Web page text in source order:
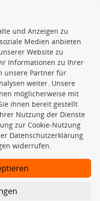
gesamte Datenbank dürfen
Datenbank ohne
zu verbreiten
zu lassen. Ein
identifizierte Ersatzteil
notwendig, um
und Anzeigen zu
Medien anbieten
Website zu
Informationen zu Ihrer
unsere Partner für
weiter. Unsere
möglicherweise mit
ihnen bereit gestellt
Nutzung der Dienste
zur Cookie-Nutzung
Datenschutzerklärung
widerrufen.